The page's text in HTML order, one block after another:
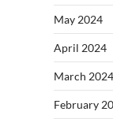
May 2024
April 2024
March 2024
February